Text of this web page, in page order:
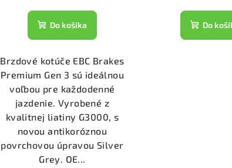
Do košíka
Brzdové kotúče EBC Brakes
Premium Gen 3 sú ideálnou
voľbou pre každodenné
jazdenie. Vyrobené z
kvalitnej liatiny G3000, s
novou antikoróznou
povrchovou úpravou Silver
Grey. OE...
Do